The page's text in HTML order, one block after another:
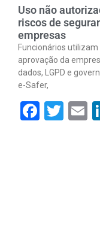
Uso não
riscos de
empresas
Funcionários
aprovação da
dados, LGPD e
e-Safer,